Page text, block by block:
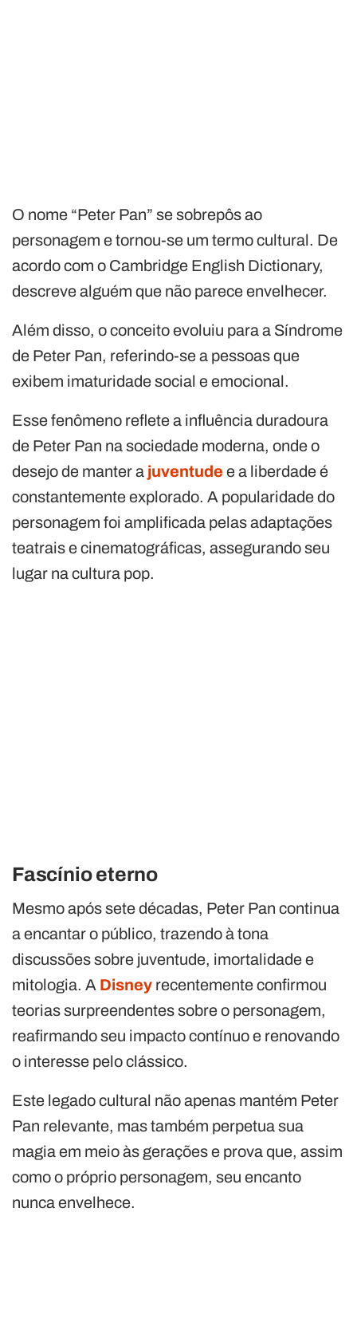
O nome “Peter Pan” se sobrepôs ao
personagem e tornou-se um termo cultural. De
acordo com o Cambridge English Dictionary,
descreve alguém que não parece envelhecer.
Além disso, o conceito evoluiu para a Síndrome
de Peter Pan, referindo-se a pessoas que
exibem imaturidade social e emocional.
Esse fenômeno reflete a influência duradoura
de Peter Pan na sociedade moderna, onde o
desejo de manter a juventude e a liberdade é
constantemente explorado. A popularidade do
personagem foi amplificada pelas adaptações
teatrais e cinematográficas, assegurando seu
lugar na cultura pop.
Fascínio eterno
Mesmo após sete décadas, Peter Pan continua
a encantar o público, trazendo à tona
discussões sobre juventude, imortalidade e
mitologia. A Disney recentemente confirmou
teorias surpreendentes sobre o personagem,
reafirmando seu impacto contínuo e renovando
o interesse pelo clássico.
Este legado cultural não apenas mantém Peter
Pan relevante, mas também perpetua sua
magia em meio às gerações e prova que, assim
como o próprio personagem, seu encanto
nunca envelhece.